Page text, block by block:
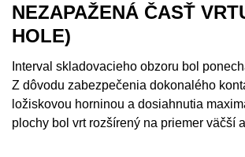
NEZAPAŽENÁ ČASŤ
HOLE)
Interval skladovacieho obzoru bol
Z dôvodu zabezpečenia dokonalého
ložiskovou horninou a dosiahnutia
plochy bol vrt rozšírený na priemer väčší